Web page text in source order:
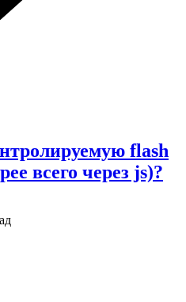
flash
всего через js)?